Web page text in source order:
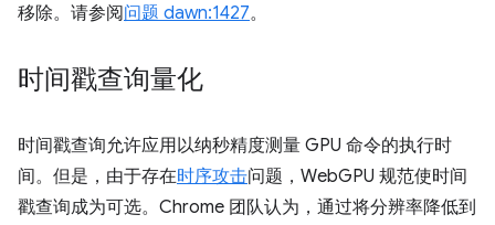
移除。请参阅问题 dawn:1427。
时间戳查询量化
时间戳查询允许应用以纳秒精度测量 GPU 命令的执行时
间。但是，由于存在时序攻击问题，WebGPU 规范使时间
戳查询成为可选。Chrome 团队认为，通过将分辨率降低到